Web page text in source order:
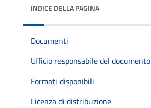
INDICE DELLA PAGINA
Documenti
Ufficio responsabile del documento
Formati disponibili
Licenza di distribuzione